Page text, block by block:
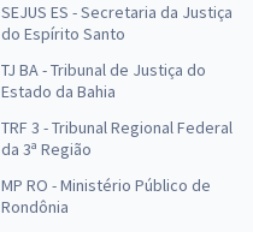
SEJUS ES - Secretaria da Justiça
do Espírito Santo
TJ BA - Tribunal de Justiça do
Estado da Bahia
TRF 3 - Tribunal Regional Federal
da 3ª Região
MP RO - Ministério Público de
Rondônia